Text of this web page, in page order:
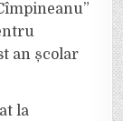
an școlar
la